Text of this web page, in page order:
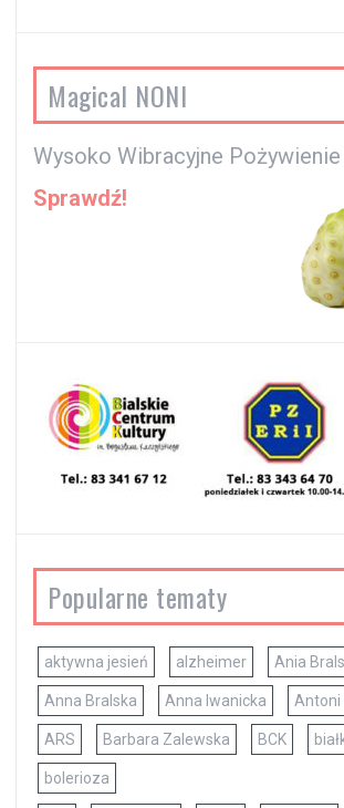
Magical NONI
Wysoko Wibracyjne Pożywienie
Sprawdź!
Popularne tematy
aktywna jesień alzheimer Ania
Anna Bralska Anna Iwanicka Antoni
ARS Barbara Zalewska BCK
bolerioza